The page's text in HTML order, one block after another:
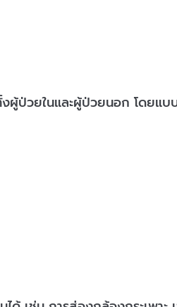
งผู้ป่วยในและผู้ป่วยนอก โดย